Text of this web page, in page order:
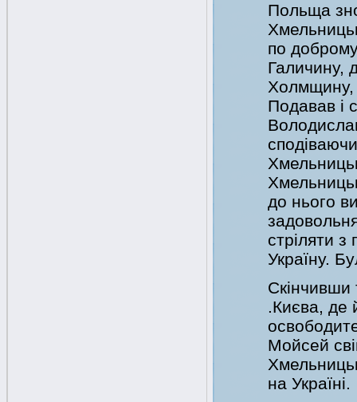
Польща
по
Галичину,
Холмщину,
Подавав і
до нього
стріляти з
Україну.
Скінчивши
.Києва, де
Мойсей
на Україні.